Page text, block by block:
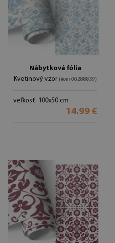
Nábytková fólia
Kvetinový vzor (#om-00288839)
veľkosť: 100x50 cm
14.99 €